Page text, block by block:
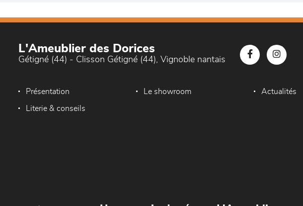
L'Ameublier des Dorices
Gétigné (44) - Clisson Gétigné (44), Vignoble nantais
Présentation Le showroom Actualités
Literie & conseils